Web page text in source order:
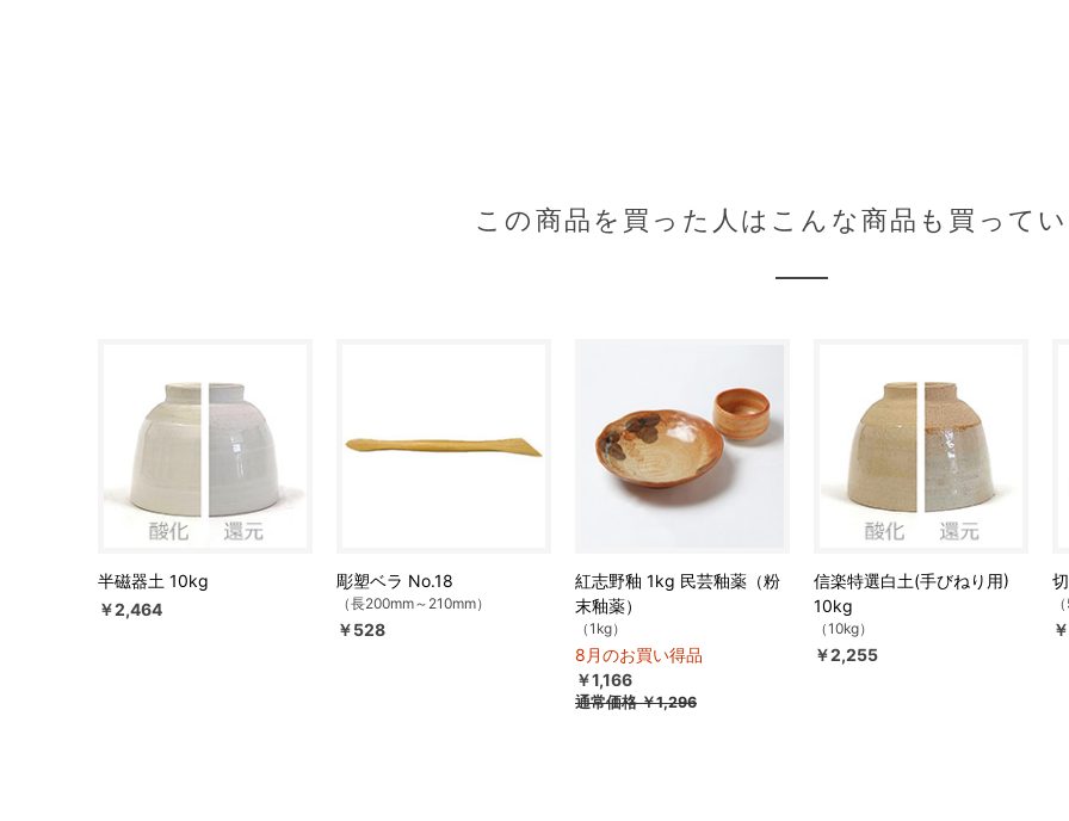
この商品を買った人はこんな商品も買って
半磁器土 10kg
￥2,464
彫塑ベラ No.18
（長200mm～210mm）
￥528
紅志野釉 1kg 民芸釉薬（粉
末釉薬）
（1kg）
8月のお買い得品
￥1,166
通常価格￥1,296
信楽特選白土(手びねり用)
10kg
（10kg）
￥2,255